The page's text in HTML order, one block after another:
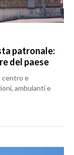
patronale:
del paese
centro e
ambulanti e